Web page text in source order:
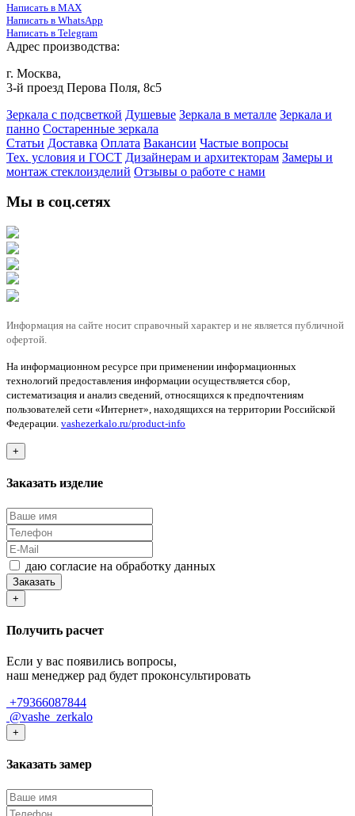
Написать в MAX
Написать в WhatsApp
Написать в Telegram
Адрес производства:
г. Москва,
3-й проезд Перова Поля, 8с5
Зеркала с подсветкой Душевые Зеркала в металле Зеркала и
панно Состаренные зеркала
Статьи Доставка Оплата Вакансии Частые вопросы
Тех. условия и ГОСТ Дизайнерам и архитекторам Замеры и
монтаж стеклоизделий Отзывы о работе с нами
Мы в соц.сетях
Информация на сайте носит справочный характер и не является публичной
офертой.
На информационном ресурсе при применении информационных
технологий предоставления информации осуществляется сбор,
систематизация и анализ сведений, относящихся к предпочтениям
пользователей сети «Интернет», находящихся на территории Российской
Федерации. vashezerkalo.ru/product-info
+
Заказать изделие
даю согласие на обработку данных
Заказать
+
Получить расчет
Если у вас появились вопросы,
наш менеджер рад будет проконсультировать
+79366087844
@vashe_zerkalo
+
Заказать замер